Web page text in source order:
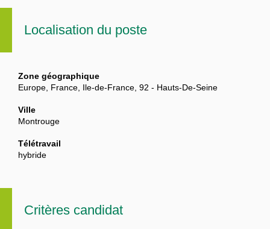
Localisation du poste
Zone géographique
Europe, France, Ile-de-France, 92 - Hauts-De-Seine
Ville
Montrouge
Télétravail
hybride
Critères candidat